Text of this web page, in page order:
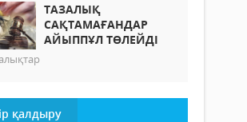
ТАЗАЛЫҚ
САҚТАМАҒАНДАР
АЙЫППҰЛ ТӨЛЕЙДІ
қалдыру